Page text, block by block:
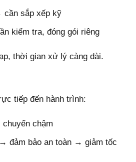
cần sắp xếp kỹ
kiểm tra, đóng gói riêng
thời gian xử lý càng dài.
tiếp đến hành trình:
chậm
đảm bảo an toàn → giảm tốc